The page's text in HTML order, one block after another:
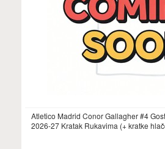
Atletico Madrid Conor Gallagher #4
2026-27 Kratak Rukavima (+ kratke